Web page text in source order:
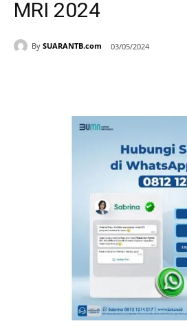
MRI 2024
By SUARANTB.com 03/05/2024